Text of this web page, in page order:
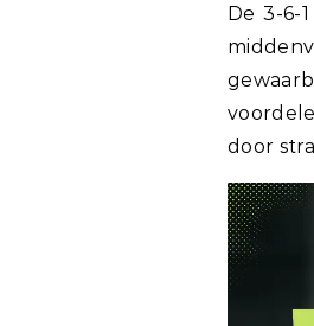
De 3-6-
door